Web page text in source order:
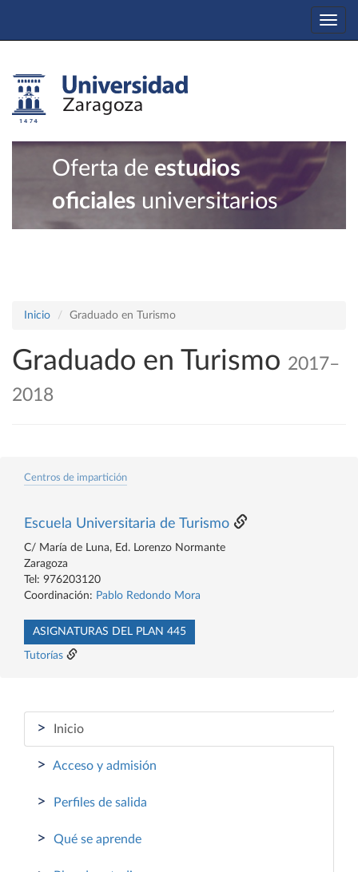
Oferta de estudios
oficiales universitarios
Inicio Graduado en Turismo
Graduado en Turismo 2017–
2018
Centros de impartición
Escuela Universitaria de Turismo
C/ María de Luna, Ed. Lorenzo Normante
Zaragoza
Tel: 976203120
Coordinación: Pablo Redondo Mora
ASIGNATURAS DEL PLAN 445
Tutorías
> Inicio
> Acceso y admisión
> Perfiles de salida
> Qué se aprende